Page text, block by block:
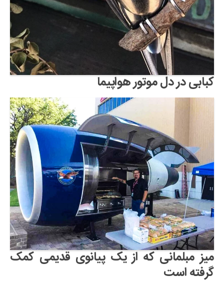
کبابی در دل موتور هواپیما
میز مبلمانی که از یک پیانوی قدیمی کمک
گرفته است